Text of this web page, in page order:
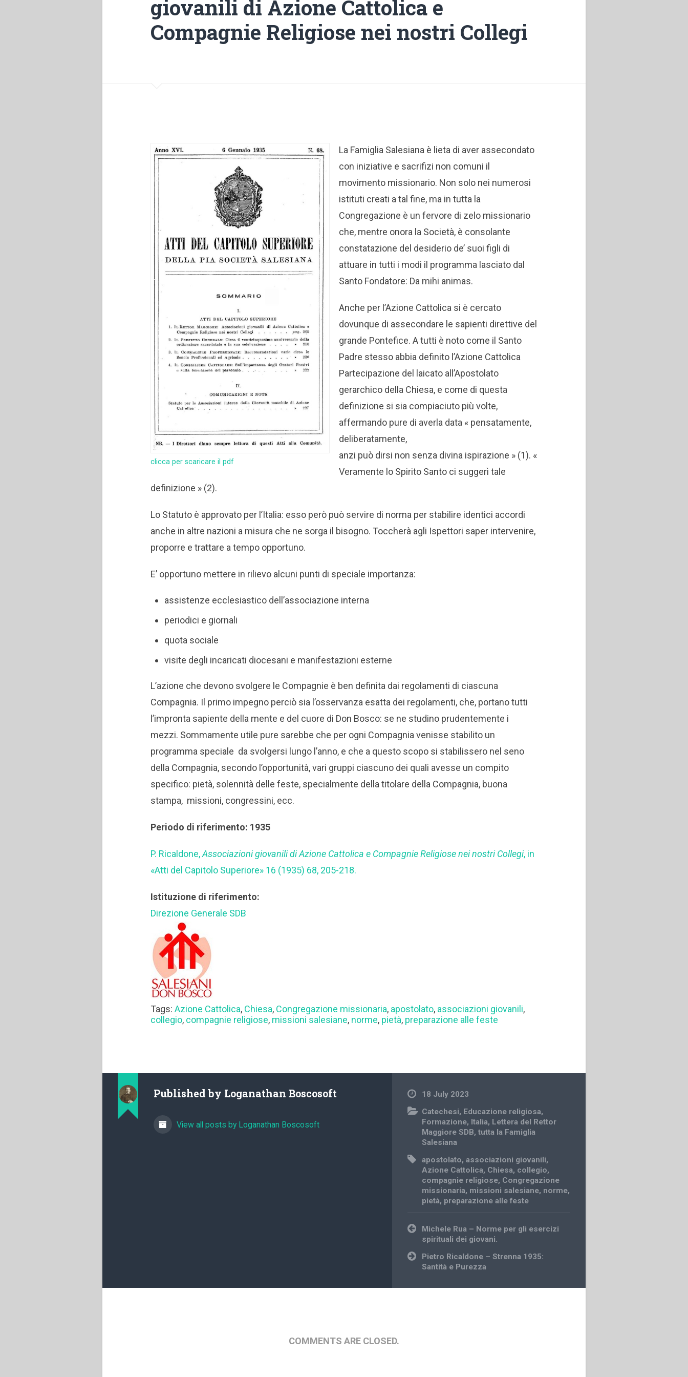
giovanili di Azione Cattolica e
Compagnie Religiose nei nostri Collegi
clicca per scaricare il pdf
La Famiglia Salesiana è lieta di aver assecondato
con iniziative e sacrifizi non comuni il
movimento missionario. Non solo nei numerosi
istituti creati a tal fine, ma in tutta la
Congregazione è un fervore di zelo missionario
che, mentre onora la Società, è consolante
constatazione del desiderio de’ suoi figli di
attuare in tutti i modi il programma lasciato dal
Santo Fondatore: Da mihi animas.
Anche per l’Azione Cattolica si è cercato
dovunque di assecondare le sapienti direttive del
grande Pontefice. A tutti è noto come il Santo
Padre stesso abbia definito l’Azione Cattolica
Partecipazione del laicato all’Apostolato
gerarchico della Chiesa, e come di questa
definizione si sia compiaciuto più volte,
affermando pure di averla data « pensatamente,
deliberatamente,
anzi può dirsi non senza divina ispirazione » (1). «
Veramente lo Spirito Santo ci suggerì tale
definizione » (2).
Lo Statuto è approvato per l’Italia: esso però può servire di norma per stabilire identici accordi
anche in altre nazioni a misura che ne sorga il bisogno. Toccherà agli Ispettori saper intervenire,
proporre e trattare a tempo opportuno.
E’ opportuno mettere in rilievo alcuni punti di speciale importanza:
assistenze ecclesiastico dell’associazione interna
periodici e giornali
quota sociale
visite degli incaricati diocesani e manifestazioni esterne
L’azione che devono svolgere le Compagnie è ben definita dai regolamenti di ciascuna
Compagnia. Il primo impegno perciò sia l’osservanza esatta dei regolamenti, che, portano tutti
l’impronta sapiente della mente e del cuore di Don Bosco: se ne studino prudentemente i
mezzi. Sommamente utile pure sarebbe che per ogni Compagnia venisse stabilito un
programma speciale da svolgersi lungo l’anno, e che a questo scopo si stabilissero nel seno
della Compagnia, secondo l’opportunità, vari gruppi ciascuno dei quali avesse un compito
specifico: pietà, solennità delle feste, specialmente della titolare della Compagnia, buona
stampa, missioni, congressini, ecc.
Periodo di riferimento: 1935
P. Ricaldone,Associazioni giovanili di Azione Cattolica e Compagnie Religiose nei nostri Collegi, in
«Atti del Capitolo Superiore» 16 (1935) 68, 205-218.
Istituzione di riferimento:
Direzione Generale SDB
Tags:Azione Cattolica, Chiesa, Congregazione missionaria, apostolato, associazioni giovanili,
collegio, compagnie religiose, missioni salesiane, norme, pietà, preparazione alle feste
Published by Loganathan Boscosoft
View all posts by Loganathan Boscosoft
18 July 2023
Catechesi, Educazione religiosa,
Formazione, Italia, Lettera del Rettor
Maggiore SDB,tutta la Famiglia
Salesiana
apostolato,associazioni giovanili,
Azione Cattolica, Chiesa, collegio,
compagnie religiose, Congregazione
missionaria, missioni salesiane, norme,
pietà, preparazione alle feste
Post
navigation
Michele Rua – Norme per gli esercizi
spirituali dei giovani.
Pietro Ricaldone – Strenna 1935:
Santità e Purezza
COMMENTS ARE CLOSED.